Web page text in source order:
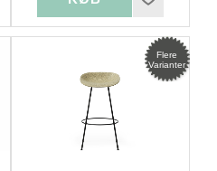
Flere
Varianter